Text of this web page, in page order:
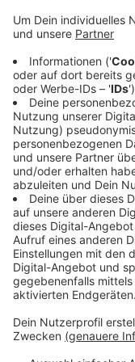
können.
Stadt sowie
haben jetzt zwei
Korridore mit
würden keine
Wanderwege
Sport, heißt es.
Stadtwald und
Die Vorschläge
Mehr Infos
Veröffentlicht:
Anzeige